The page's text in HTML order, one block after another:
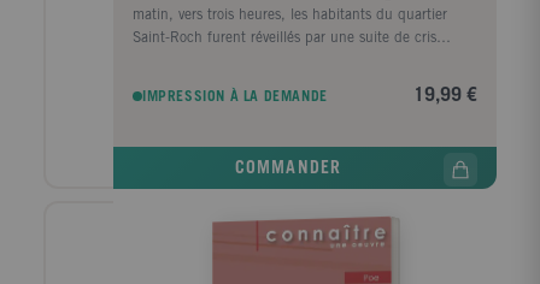
matin, vers trois heures, les habitants du quartier
Saint-Roch furent réveillés par une suite de cris
occupée en totalité par une dame l'Espanaye et sa
IMPRESSION À LA DEMANDE 19,99 €
COMMANDER